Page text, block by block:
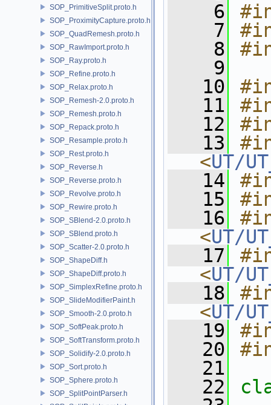
SOP_PrimitiveSplit.proto.h
SOP_ProximityCapture.proto.h
SOP_QuadRemesh.proto.h
SOP_RawImport.proto.h
SOP_Ray.proto.h
SOP_Refine.proto.h
SOP_Relax.proto.h
SOP_Remesh-2.0.proto.h
SOP_Remesh.proto.h
SOP_Repack.proto.h
SOP_Resample.proto.h
SOP_Rest.proto.h
SOP_Reverse.h
SOP_Reverse.proto.h
SOP_Revolve.proto.h
SOP_Rewire.proto.h
SOP_SBlend-2.0.proto.h
SOP_SBlend.proto.h
SOP_Scatter-2.0.proto.h
SOP_ShapeDiff.h
SOP_ShapeDiff.proto.h
SOP_SimplexRefine.proto.h
SOP_SlideModifierPaint.h
SOP_Smooth-2.0.proto.h
SOP_SoftPeak.proto.h
SOP_SoftTransform.proto.h
SOP_Solidify-2.0.proto.h
SOP_Sort.proto.h
SOP_Sphere.proto.h
SOP_SplitPointParser.h
    6
    7
    8
    9
   10
   11
   12
   13
<UT/
   14
   15
   16
<UT/
   17
<UT/
   18
<UT/
   19
   20
   21
   22